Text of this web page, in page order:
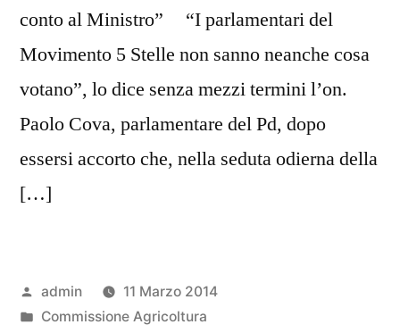
conto al Ministro” “I parlamentari del
Movimento 5 Stelle non sanno neanche cosa
votano”, lo dice senza mezzi termini l’on.
Paolo Cova, parlamentare del Pd, dopo
essersi accorto che, nella seduta odierna della
[…]
Pubblicato
da
admin
11 Marzo 2014
Pubblicato
Commissione Agricoltura